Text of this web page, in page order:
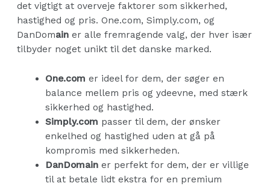
det vigtigt at overveje faktorer som sikkerhed,
hastighed og pris. One.com, Simply.com, og
DanDomain er alle fremragende valg, der hver især
tilbyder noget unikt til det danske marked.
One.com er ideel for dem, der søger en
balance mellem pris og ydeevne, med stærk
sikkerhed og hastighed.
Simply.com passer til dem, der ønsker
enkelhed og hastighed uden at gå på
kompromis med sikkerheden.
DanDomainer perfekt for dem, der er villige
til at betale lidt ekstra for en premium